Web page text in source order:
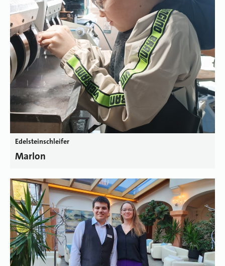
Edelsteinschleifer
Marlon